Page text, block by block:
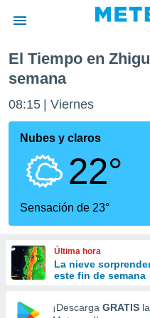
de
para
la
calidad.
a este
forma
digital
El Tiempo en
semana
08:15 Viernes
Nubes y claros
22°
Sensación de 23°
Última hora
La nieve
este fin de semana
¡Descarga GRATIS